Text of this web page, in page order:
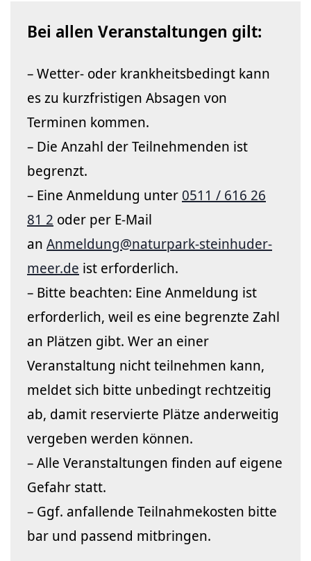
Bei allen Veranstaltungen gilt:
– Wetter- oder krankheitsbedingt kann
es zu kurzfristigen Absagen von
Terminen kommen.
– Die Anzahl der Teilnehmenden ist
begrenzt.
– Eine Anmeldung unter 0511 / 616 26
81 2 oder per E-Mail
an Anmeldung@naturpark-steinhuder-
meer.de ist erforderlich.
– Bitte beachten: Eine Anmeldung ist
erforderlich, weil es eine begrenzte Zahl
an Plätzen gibt. Wer an einer
Veranstaltung nicht teilnehmen kann,
meldet sich bitte unbedingt rechtzeitig
ab, damit reservierte Plätze anderweitig
vergeben werden können.
– Alle Veranstaltungen finden auf eigene
Gefahr statt.
– Ggf. anfallende Teilnahmekosten bitte
bar und passend mitbringen.